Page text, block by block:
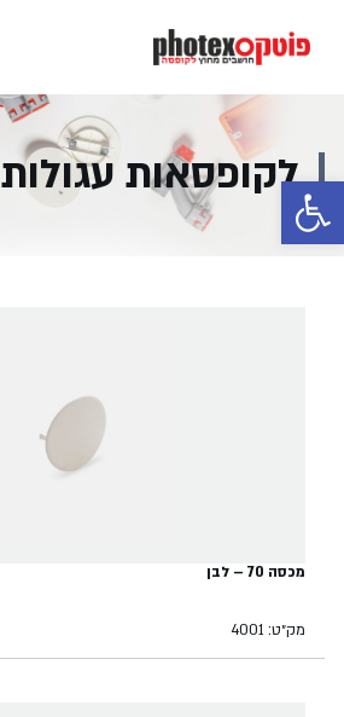
פתח סרגל נגישות
לקופסאות עגולות
מכסה 70 – לבן
מק״ט: 4001